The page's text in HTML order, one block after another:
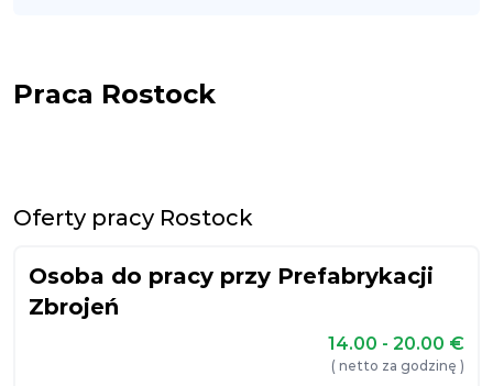
Praca Rostock
Oferty pracy Rostock
Osoba do pracy przy Prefabrykacji
Zbrojeń
14.00 - 20.00 €
( netto za godzinę )